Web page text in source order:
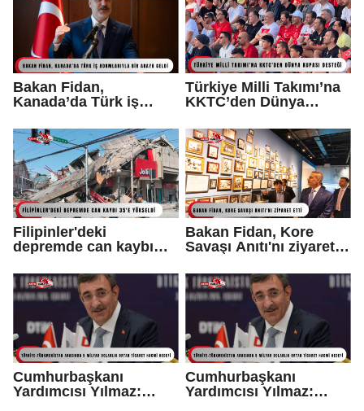
Bakan Fidan,
Kanada’da Türk iş
geldi
Türkiye Milli Takımı’na
KKTC’den Dünya
Filipinler'deki
depremde can kaybı
Bakan Fidan, Kore
Savaşı Anıtı'nı ziyaret
Cumhurbaşkanı
Yardımcısı Yılmaz:
Cumhurbaşkanı
Yardımcısı Yılmaz: